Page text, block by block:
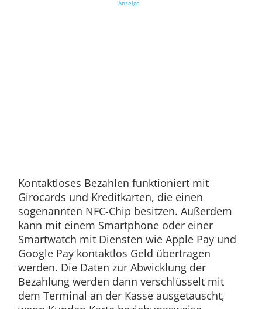
Anzeige
Kontaktloses Bezahlen funktioniert mit
Girocards und Kreditkarten, die einen
sogenannten NFC-Chip besitzen. Außerdem
kann mit einem Smartphone oder einer
Smartwatch mit Diensten wie Apple Pay und
Google Pay kontaktlos Geld übertragen
werden. Die Daten zur Abwicklung der
Bezahlung werden dann verschlüsselt mit
dem Terminal an der Kasse ausgetauscht,